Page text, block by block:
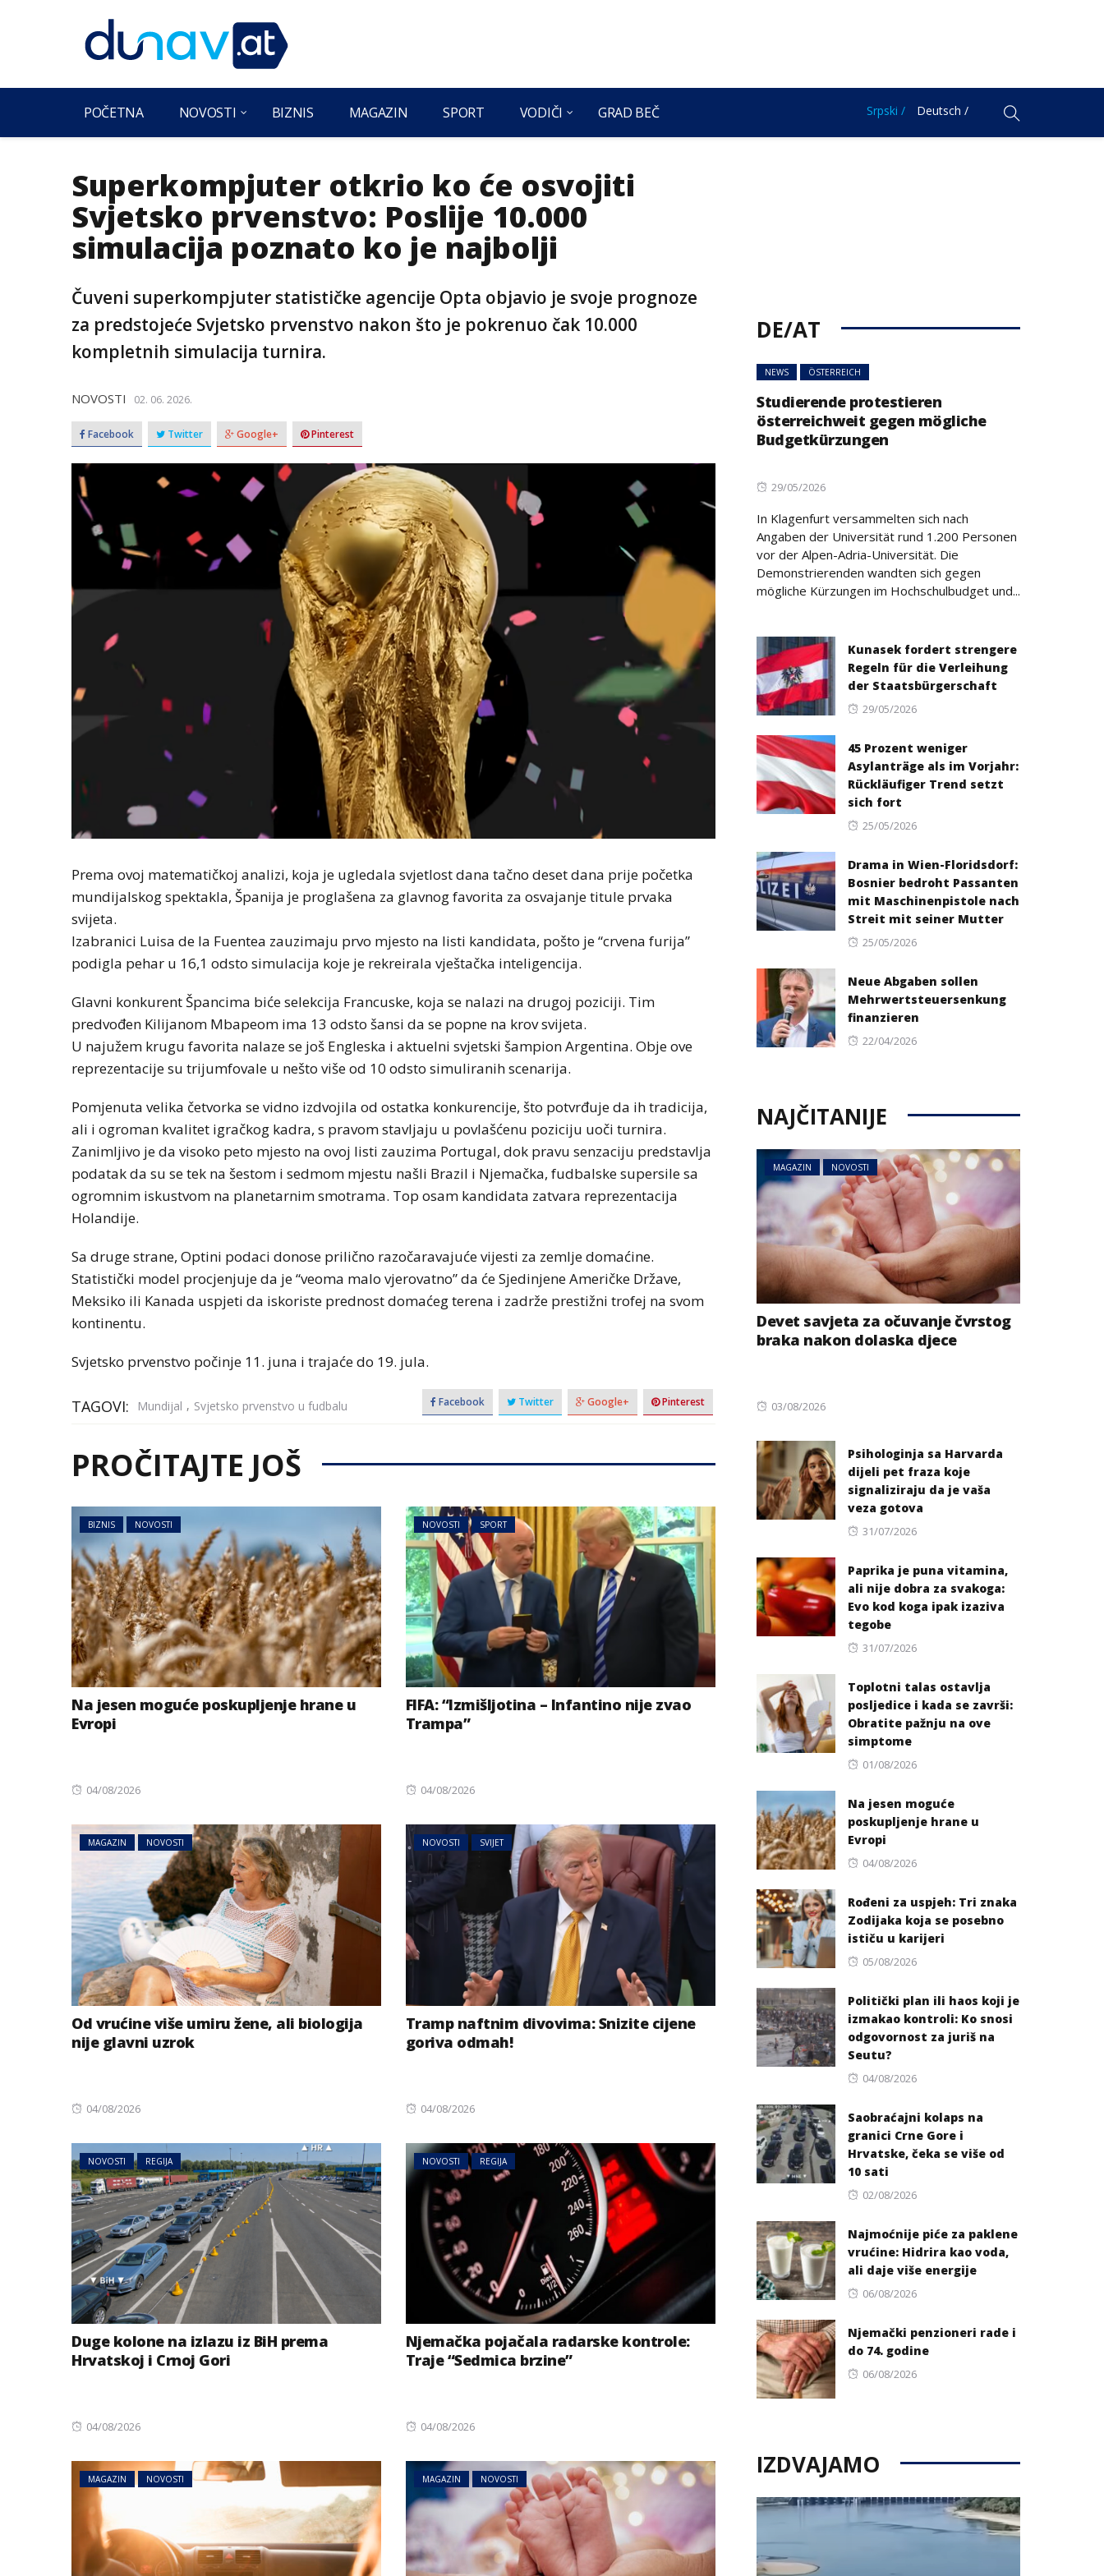
POČETNA NOVOSTI BIZNIS MAGAZIN SPORT VODIČI GRAD BEČ Srpski / Deutsch /
Superkompjuter otkrio ko će osvojiti
Svjetsko prvenstvo: Poslije 10.000
simulacija poznato ko je najbolji
Čuveni superkompjuter statističke agencije Opta objavio je svoje prognoze
za predstojeće Svjetsko prvenstvo nakon što je pokrenuo čak 10.000
kompletnih simulacija turnira.
NOVOSTI 02. 06. 2026.
Facebook Twitter Google+ Pinterest
Prema ovoj matematičkoj analizi, koja je ugledala svjetlost dana tačno deset dana prije početka
mundijalskog spektakla, Španija je proglašena za glavnog favorita za osvajanje titule prvaka
svijeta.
Izabranici Luisa de la Fuentea zauzimaju prvo mjesto na listi kandidata, pošto je “crvena furija”
podigla pehar u 16,1 odsto simulacija koje je rekreirala vještačka inteligencija.
Glavni konkurent Špancima biće selekcija Francuske, koja se nalazi na drugoj poziciji. Tim
predvođen Kilijanom Mbapeom ima 13 odsto šansi da se popne na krov svijeta.
U najužem krugu favorita nalaze se još Engleska i aktuelni svjetski šampion Argentina. Obje ove
reprezentacije su trijumfovale u nešto više od 10 odsto simuliranih scenarija.
Pomjenuta velika četvorka se vidno izdvojila od ostatka konkurencije, što potvrđuje da ih tradicija,
ali i ogroman kvalitet igračkog kadra, s pravom stavljaju u povlašćenu poziciju uoči turnira.
Zanimljivo je da visoko peto mjesto na ovoj listi zauzima Portugal, dok pravu senzaciju predstavlja
podatak da su se tek na šestom i sedmom mjestu našli Brazil i Njemačka, fudbalske supersile sa
ogromnim iskustvom na planetarnim smotrama. Top osam kandidata zatvara reprezentacija
Holandije.
Sa druge strane, Optini podaci donose prilično razočaravajuće vijesti za zemlje domaćine.
Statistički model procjenjuje da je “veoma malo vjerovatno” da će Sjedinjene Američke Države,
Meksiko ili Kanada uspjeti da iskoriste prednost domaćeg terena i zadrže prestižni trofej na svom
kontinentu.
Svjetsko prvenstvo počinje 11. juna i trajaće do 19. jula.
TAGOVI: Mundijal , Svjetsko prvenstvo u fudbalu Facebook Twitter Google+ Pinterest
PROČITAJTE JOŠ
BIZNIS NOVOSTI
Na jesen moguće poskupljenje hrane u
Evropi
Posted
04/08/2026
NOVOSTI SPORT
FIFA: “Izmišljotina – Infantino nije zvao
Trampa”
Posted
04/08/2026
MAGAZIN NOVOSTI
Od vrućine više umiru žene, ali biologija
nije glavni uzrok
Posted
04/08/2026
NOVOSTI SVIJET
Tramp naftnim divovima: Snizite cijene
goriva odmah!
Posted
04/08/2026
NOVOSTI REGIJA
Duge kolone na izlazu iz BiH prema
Hrvatskoj i Crnoj Gori
Posted
04/08/2026
NOVOSTI REGIJA
Njemačka pojačala radarske kontrole:
Traje “Sedmica brzine”
Posted
04/08/2026
MAGAZIN NOVOSTI MAGAZIN NOVOSTI
DE/AT
NEWS ÖSTERREICH
Studierende protestieren
österreichweit gegen mögliche
Budgetkürzungen
Posted
29/05/2026
In Klagenfurt versammelten sich nach
Angaben der Universität rund 1.200 Personen
vor der Alpen-Adria-Universität. Die
Demonstrierenden wandten sich gegen
mögliche Kürzungen im Hochschulbudget und...
Kunasek fordert strengere
Regeln für die Verleihung
der Staatsbürgerschaft
Posted
29/05/2026
45 Prozent weniger
Asylanträge als im Vorjahr:
Rückläufiger Trend setzt
sich fort
Posted
25/05/2026
Drama in Wien-Floridsdorf:
Bosnier bedroht Passanten
mit Maschinenpistole nach
Streit mit seiner Mutter
Posted
25/05/2026
Neue Abgaben sollen
Mehrwertsteuersenkung
finanzieren
Posted
22/04/2026
NAJČITANIJE
MAGAZIN NOVOSTI
Devet savjeta za očuvanje čvrstog
braka nakon dolaska djece
Posted
03/08/2026
Psihologinja sa Harvarda
dijeli pet fraza koje
signaliziraju da je vaša
veza gotova
Posted
31/07/2026
Paprika je puna vitamina,
ali nije dobra za svakoga:
Evo kod koga ipak izaziva
tegobe
Posted
31/07/2026
Toplotni talas ostavlja
posljedice i kada se završi:
Obratite pažnju na ove
simptome
Posted
01/08/2026
Na jesen moguće
poskupljenje hrane u
Evropi
Posted
04/08/2026
Rođeni za uspjeh: Tri znaka
Zodijaka koja se posebno
ističu u karijeri
Posted
05/08/2026
Politički plan ili haos koji je
izmakao kontroli: Ko snosi
odgovornost za juriš na
Seutu?
Posted
04/08/2026
Saobraćajni kolaps na
granici Crne Gore i
Hrvatske, čeka se više od
10 sati
Posted
02/08/2026
Najmoćnije piće za paklene
vrućine: Hidrira kao voda,
ali daje više energije
Posted
06/08/2026
Njemački penzioneri rade i
do 74. godine
Posted
06/08/2026
IZDVAJAMO